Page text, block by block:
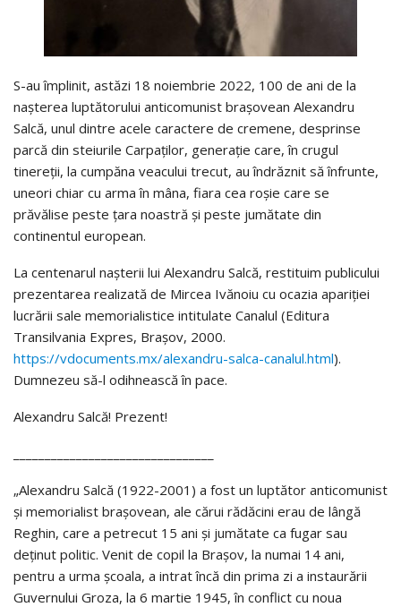
S-au împlinit, astăzi 18 noiembrie 2022, 100 de ani de la
nașterea luptătorului anticomunist brașovean Alexandru
Salcă, unul dintre acele caractere de cremene, desprinse
parcă din steiurile Carpaților, generație care, în crugul
tinereții, la cumpăna veacului trecut, au îndrăznit să înfrunte,
uneori chiar cu arma în mâna, fiara cea roșie care se
prăvălise peste țara noastră și peste jumătate din
continentul european.
La centenarul nașterii lui Alexandru Salcă, restituim publicului
prezentarea realizată de Mircea Ivănoiu cu ocazia apariției
lucrării sale memorialistice intitulate Canalul (Editura
Transilvania Expres, Brașov, 2000.
https://vdocuments.mx/alexandru-salca-canalul.html).
Dumnezeu să-l odihnească în pace.
Alexandru Salcă! Prezent!
„Alexandru Salcă (1922-2001) a fost un luptător anticomunist
și memorialist brașovean, ale cărui rădăcini erau de lângă
Reghin, care a petrecut 15 ani și jumătate ca fugar sau
deținut politic. Venit de copil la Brașov, la numai 14 ani,
pentru a urma școala, a intrat încă din prima zi a instaurării
Guvernului Groza, la 6 martie 1945, în conflict cu noua